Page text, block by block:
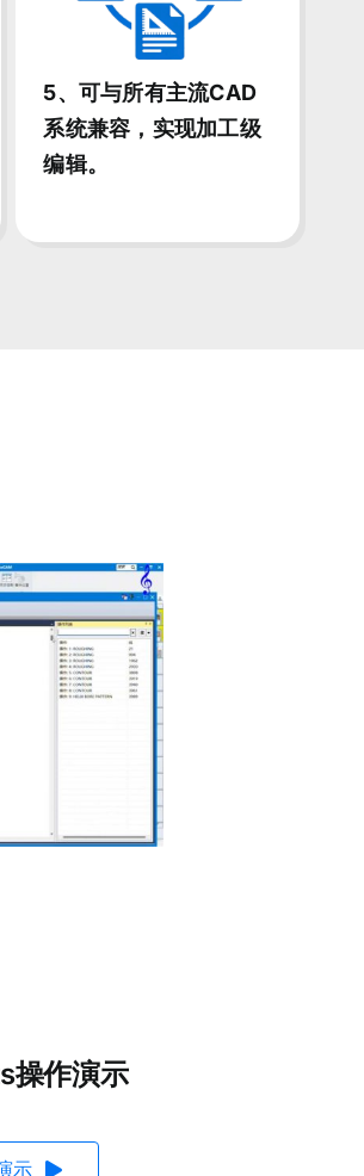
5、可与所有主流CAD
系统兼容，实现加工级
编辑。
操作演示
示